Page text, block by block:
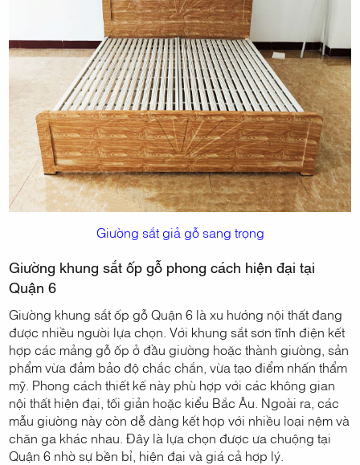
Giường sắt giả gỗ sang trọng
Giường khung sắt ốp gỗ phong cách hiện đại tại
Quận 6
Giường khung sắt ốp gỗ Quận 6 là xu hướng nội thất đang
được nhiều người lựa chọn. Với khung sắt sơn tĩnh điện kết
hợp các mảng gỗ ốp ở đầu giường hoặc thành giường, sản
phẩm vừa đảm bảo độ chắc chắn, vừa tạo điểm nhấn thẩm
mỹ. Phong cách thiết kế này phù hợp với các không gian
nội thất hiện đại, tối giản hoặc kiểu Bắc Âu. Ngoài ra, các
mẫu giường này còn dễ dàng kết hợp với nhiều loại nệm và
chăn ga khác nhau. Đây là lựa chọn được ưa chuộng tại
Quận 6 nhờ sự bền bỉ, hiện đại và giá cả hợp lý.